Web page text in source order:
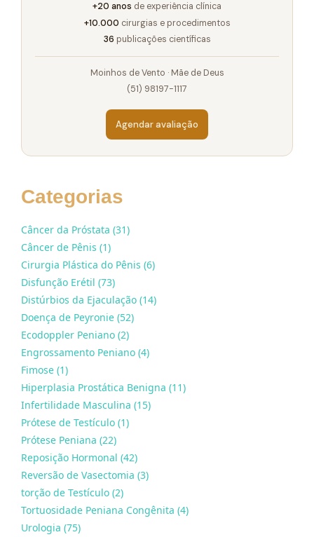
+20 anos de experiência clínica
+10.000 cirurgias e procedimentos
36 publicações científicas
Moinhos de Vento · Mãe de Deus
(51) 98197-1117
Agendar avaliação
Categorias
Câncer da Próstata (31)
Câncer de Pênis (1)
Cirurgia Plástica do Pênis (6)
Disfunção Erétil (73)
Distúrbios da Ejaculação (14)
Doença de Peyronie (52)
Ecodoppler Peniano (2)
Engrossamento Peniano (4)
Fimose (1)
Hiperplasia Prostática Benigna (11)
Infertilidade Masculina (15)
Prótese de Testículo (1)
Prótese Peniana (22)
Reposição Hormonal (42)
Reversão de Vasectomia (3)
torção de Testículo (2)
Tortuosidade Peniana Congênita (4)
Urologia (75)